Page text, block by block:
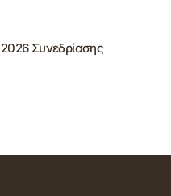
Συνεδρίασης